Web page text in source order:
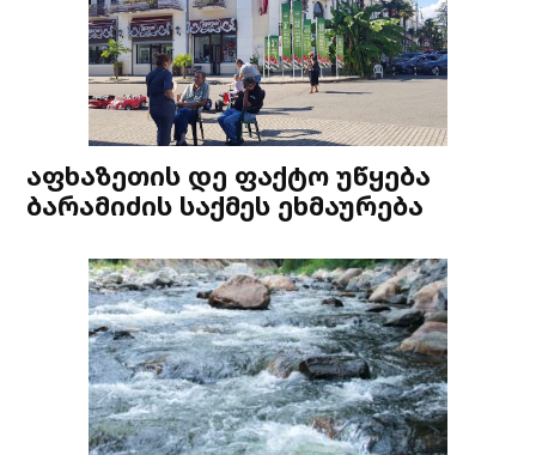
აფხაზეთის დე ფაქტო უწყება
ბარამიძის საქმეს ეხმაურება